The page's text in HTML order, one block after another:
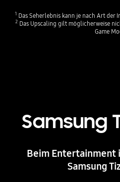
1
2 Das Upscaling gilt möglicherweise
Game
Samsung
Beim Entertainment
Samsung